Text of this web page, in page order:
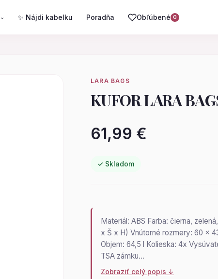
⌄ ✨ Nájdi kabelku Poradňa Obľúbené 0
LARA BAGS
KUFOR LARA
61,99 €
✓ Skladom
Materiál: ABS Farba: čierna,
x Š x H) Vnútorné rozmery: 60 x
Objem: 64,5 l Kolieska: 4x
TSA zámku…
Zobraziť celý popis ↓